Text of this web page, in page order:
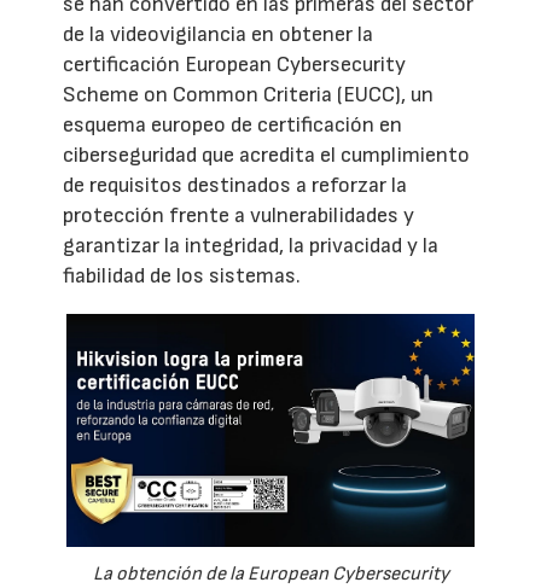
de la videovigilancia en obtener la
certificación European Cybersecurity
Scheme on Common Criteria (EUCC), un
esquema europeo de certificación en
ciberseguridad que acredita el cumplimiento
de requisitos destinados a reforzar la
protección frente a vulnerabilidades y
garantizar la integridad, la privacidad y la
fiabilidad de los sistemas.
La obtención de la European Cybersecurity